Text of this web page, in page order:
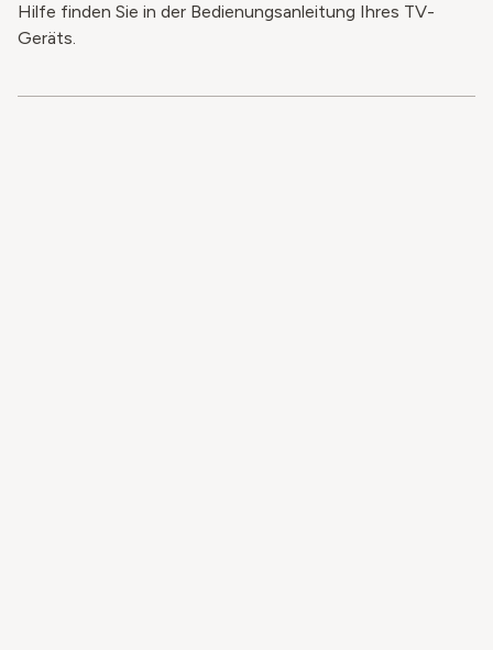
Hilfe finden Sie in der Bedienungsanleitung Ihres TV-
Geräts.